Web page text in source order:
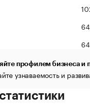
профилем бизнеса и
узнаваемость и